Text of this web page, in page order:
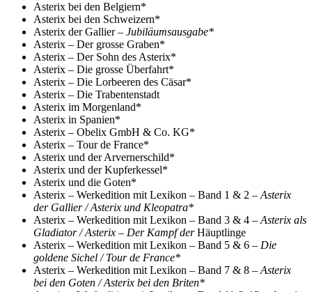
Asterix bei den Belgiern*
Asterix bei den Schweizern*
Asterix der Gallier – Jubiläumsausgabe*
Asterix – Der grosse Graben*
Asterix – Der Sohn des Asterix*
Asterix – Die grosse Überfahrt*
Asterix – Die Lorbeeren des Cäsar*
Asterix – Die Trabentenstadt
Asterix im Morgenland*
Asterix in Spanien*
Asterix – Obelix GmbH & Co. KG*
Asterix – Tour de France*
Asterix und der Arvernerschild*
Asterix und der Kupferkessel*
Asterix und die Goten*
Asterix – Werkedition mit Lexikon – Band 1 & 2 –Asterix
der Gallier / Asterix und Kleopatra*
Asterix – Werkedition mit Lexikon – Band 3 & 4 –Asterix als
Gladiator / Asterix – Der Kampf derHäuptlinge
Asterix – Werkedition mit Lexikon – Band 5 & 6 – Die
goldene Sichel / Tour de France*
Asterix – Werkedition mit Lexikon – Band 7 & 8 –Asterix
bei den Goten / Asterix bei den Briten*